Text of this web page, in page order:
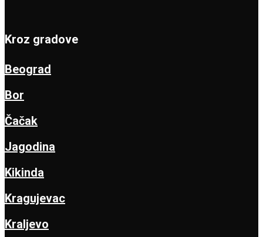
Kroz gradove
Beograd
Bor
Čačak
Jagodina
Kikinda
Kragujevac
Kraljevo